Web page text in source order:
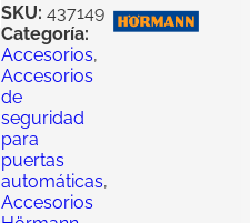
SKU: 437149
Categoría:
Accesorios,
Accesorios
de
seguridad
para
puertas
automáticas,
Accesorios